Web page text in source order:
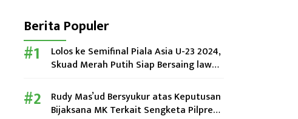
Berita Populer
Lolos ke Semifinal Piala Asia U-23 2024,
Skuad Merah Putih Siap Bersaing lawan
Rudy Mas’ud Bersyukur atas Keputusan
Bijaksana MK Terkait Sengketa Pilpres